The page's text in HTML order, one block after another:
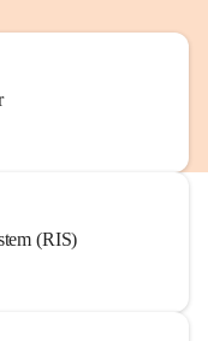
(RIS)